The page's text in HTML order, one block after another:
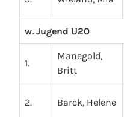
w. Jugend U20
1.
Manegold,
Britt
2. Barck, Helene